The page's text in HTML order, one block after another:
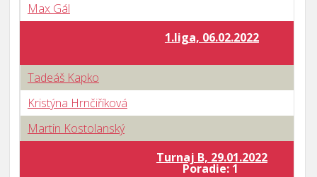
Max Gál
1.liga, 06.02.2022
Tadeáš Kapko
Kristýna Hrnčiříková
Martin Kostolanský
Turnaj B, 29.01.2022
Poradie: 1